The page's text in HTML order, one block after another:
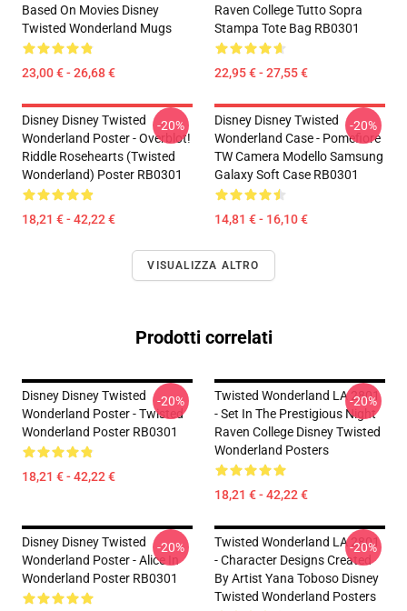
Based On Movies Disney
Twisted Wonderland Mugs
23,00 € - 26,68 €
Raven College Tutto Sopra
Stampa Tote Bag RB0301
22,95 € - 27,55 €
Disney Disney Twisted
Wonderland Poster - Overblot!
Riddle Rosehearts (Twisted
Wonderland) Poster RB0301
18,21 € - 42,22 €
-20%
Disney Disney Twisted
Wonderland Case - Pomefiore
TW Camera Modello Samsung
Galaxy Soft Case RB0301
14,81 € - 16,10 €
-20%
VISUALIZZA ALTRO
Prodotti correlati
Disney Disney Twisted
Wonderland Poster - Twisted
Wonderland Poster RB0301
18,21 € - 42,22 €
-20%
Twisted Wonderland LA 2801
- Set In The Prestigious Night
Raven College Disney Twisted
Wonderland Posters
18,21 € - 42,22 €
-20%
Disney Disney Twisted
Wonderland Poster - Alice In
Wonderland Poster RB0301
-20%
Twisted Wonderland LA 2801
- Character Designs Created
By Artist Yana Toboso Disney
Twisted Wonderland Posters
-20%